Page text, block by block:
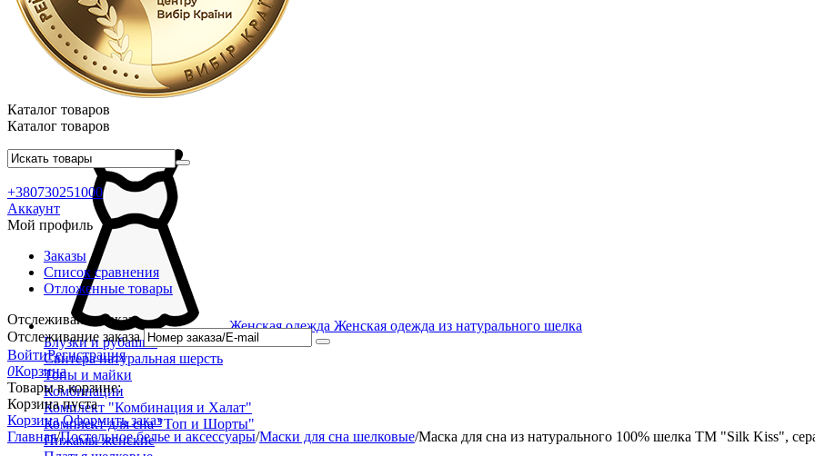
Каталог товаров
Каталог товаров
Женская одежда Женская одежда из натурального шелка
Блузки и рубашки
Свитера натуральная шерсть
Топы и майки
Комбинации
Комплект "Комбинация и Халат"
Комплект для сна "Топ и Шорты"
Пижамы женские
+380730251000
Аккаунт
Мой профиль
Заказы
Список сравнения
Отложенные товары
Отслеживание заказа
Отслеживание заказа
ВойтиРегистрация
0Корзина
Товары в корзине:
Корзина пуста
Корзина Оформить заказ
Главная/Постельное белье и аксессуары/Маски для сна шелковые/Маска для сна из натурального 100% шелка TM "Silk Kiss",